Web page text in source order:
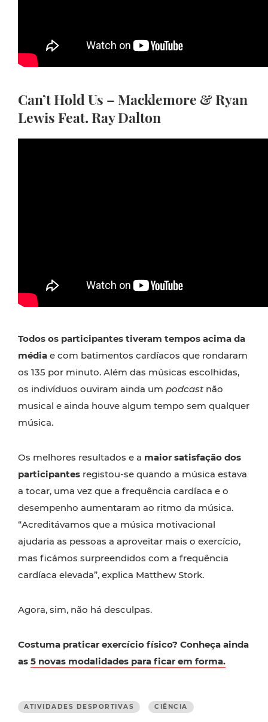
Can’t Hold Us – Macklemore & Ryan
Lewis Feat. Ray Dalton
Todos os participantes tiveram tempos acima da
média e com batimentos cardíacos que rondaram
os 135 por minuto. Além das músicas escolhidas,
os indivíduos ouviram ainda um podcast não
musical e ainda houve algum tempo sem qualquer
música.
Os melhores resultados e a maior satisfação dos
participantes registou-se quando a música estava
a tocar, uma vez que a frequência cardíaca e o
desempenho aumentaram ao ritmo da música.
“Acreditávamos que a música motivacional
ajudaria as pessoas a aproveitar mais o exercício,
mas ficámos surpreendidos com a frequência
cardíaca elevada”, explica Matthew Stork.
Agora, sim, não há desculpas.
Costuma praticar exercício físico? Conheça ainda
as 5 novas modalidades para ficar em forma.
ATIVIDADES DESPORTIVAS CIÊNCIA